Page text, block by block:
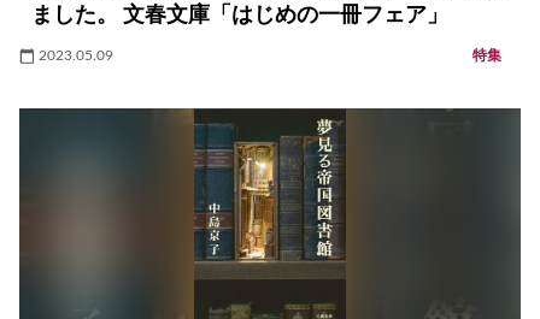
ました。 文春文庫「はじめの一冊フェア」
2023.05.09 特集